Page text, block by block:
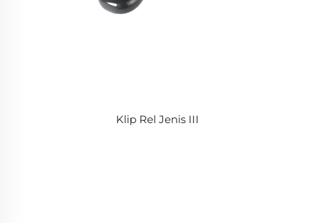
Klip Rel Jenis III